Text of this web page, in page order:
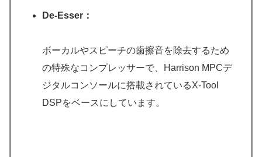
De-Esser：
ボーカルやスピーチの歯擦音を除去するため
の特殊なコンプレッサーで、Harrison MPCデ
ジタルコンソールに搭載されているX-Tool
DSPをベースにしています。